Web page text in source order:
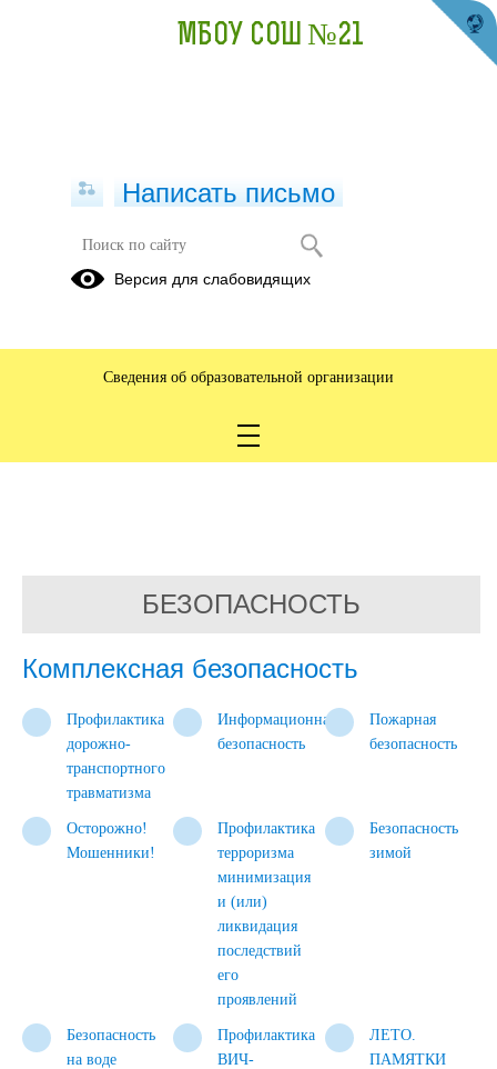
БЕЗОПАСНОСТЬ
Комплексная безопасность
Профилактика
дорожно-
транспортного
травматизма
Информационная
безопасность
Пожарная
безопасность
Осторожно!
Мошенники!
Профилактика
терроризма
минимизация
и (или)
ликвидация
последствий
его
проявлений
Безопасность
зимой
Безопасность
на воде
Профилактика
ВИЧ-
ЛЕТО.
ПАМЯТКИ
МБОУ СОШ №21
Написать письмо
Версия для слабовидящих
Сведения об образовательной организации